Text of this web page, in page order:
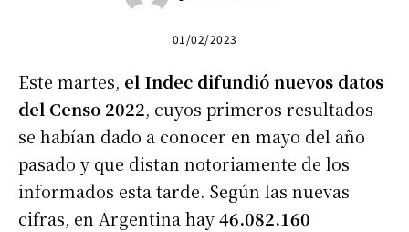
01/02/2023
Este martes, el Indec difundiónuevos datos
del Censo 2022, cuyos primeros resultados
se habían dado a conocer en mayo del año
pasado y que distan notoriamente de los
informados esta tarde. Según las nuevas
cifras, en Argentina hay46.082.160